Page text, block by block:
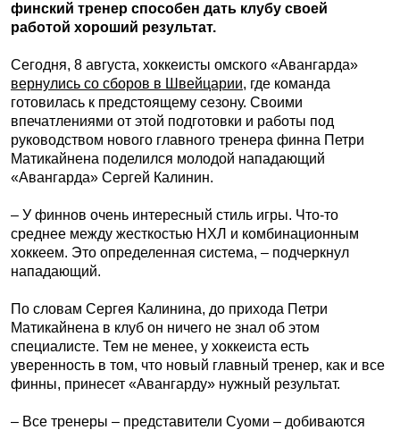
финский тренер способен дать клубу своей
работой хороший результат.
Сегодня, 8 августа, хоккеисты омского «Авангарда»
вернулись со сборов в Швейцарии, где команда
готовилась к предстоящему сезону. Своими
впечатлениями от этой подготовки и работы под
руководством нового главного тренера финна Петри
Матикайнена поделился молодой нападающий
«Авангарда» Сергей Калинин.
– У финнов очень интересный стиль игры. Что-то
среднее между жесткостью НХЛ и комбинационным
хоккеем. Это определенная система, – подчеркнул
нападающий.
По словам Сергея Калинина, до прихода Петри
Матикайнена в клуб он ничего не знал об этом
специалисте. Тем не менее, у хоккеиста есть
уверенность в том, что новый главный тренер, как и все
финны, принесет «Авангарду» нужный результат.
– Все тренеры – представители Суоми – добиваются